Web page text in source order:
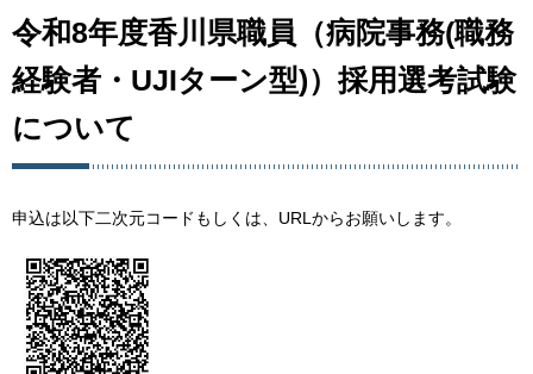
令和8年度香川県職員（病院事務(職務
経験者・UJIターン型)）採用選考試験
について
申込は以下二次元コードもしくは、URLからお願いします。